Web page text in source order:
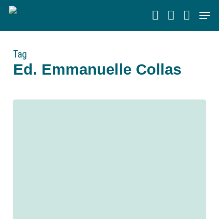
Skip
main
Tag
Ed. Emmanuelle Collas